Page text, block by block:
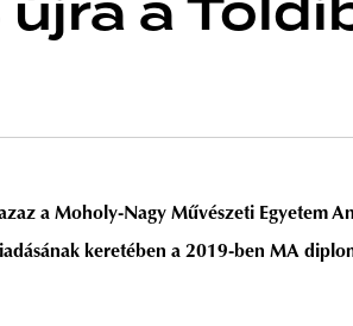
a
a Moholy-Nagy Művészeti Egyetem
keretében a 2019-ben MA